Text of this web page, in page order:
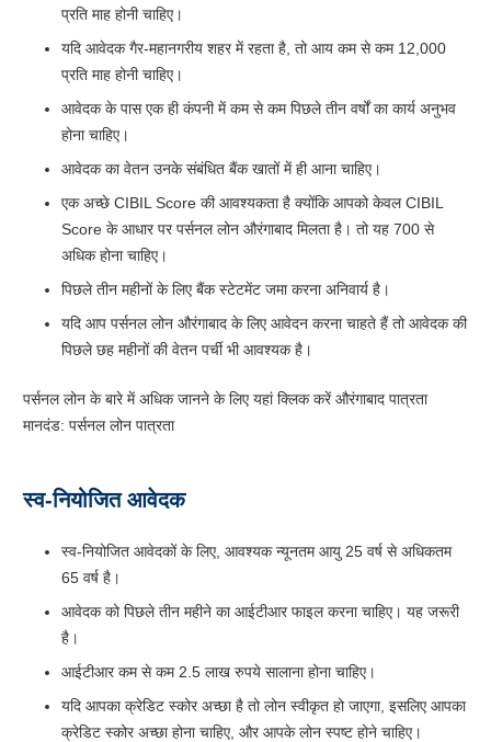
प्रति माह होनी चाहिए।
यदि आवेदक गैर-महानगरीय शहर में रहता है, तो आय कम से कम 12,000
प्रति माह होनी चाहिए।
आवेदक के पास एक ही कंपनी में कम से कम पिछले तीन वर्षों का कार्य अनुभव
होना चाहिए।
आवेदक का वेतन उनके संबंधित बैंक खातों में ही आना चाहिए।
एक अच्छे CIBIL Score की आवश्यकता है क्योंकि आपको केवल CIBIL
Score के आधार पर पर्सनल लोन औरंगाबाद मिलता है। तो यह 700 से
अधिक होना चाहिए।
पिछले तीन महीनों के लिए बैंक स्टेटमेंट जमा करना अनिवार्य है।
यदि आप पर्सनल लोन औरंगाबाद के लिए आवेदन करना चाहते हैं तो आवेदक की
पिछले छह महीनों की वेतन पर्ची भी आवश्यक है।
पर्सनल लोन के बारे में अधिक जानने के लिए यहां क्लिक करें औरंगाबाद पात्रता
मानदंड: पर्सनल लोन पात्रता
स्व-नियोजित आवेदक
स्व-नियोजित आवेदकों के लिए, आवश्यक न्यूनतम आयु 25 वर्ष से अधिकतम
65 वर्ष है।
आवेदक को पिछले तीन महीने का आईटीआर फाइल करना चाहिए। यह जरूरी
है।
आईटीआर कम से कम 2.5 लाख रुपये सालाना होना चाहिए।
यदि आपका क्रेडिट स्कोर अच्छा है तो लोन स्वीकृत हो जाएगा, इसलिए आपका
क्रेडिट स्कोर अच्छा होना चाहिए, और आपके लोन स्पष्ट होने चाहिए।